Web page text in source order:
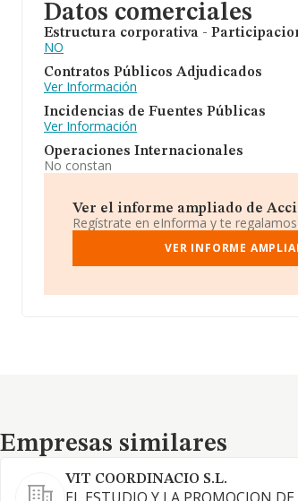
Datos comerciales
Estructura corporativa -
NO
Contratos Públicos Adjudicados
Ver Información
Incidencias de Fuentes Públicas
Ver Información
Operaciones Internacionales
No constan
Ver el informe ampliado de
Regístrate en eInforma y te
VER INFORME
Empresas similares
Empresas similares
VIT COORDINACIO S.L.